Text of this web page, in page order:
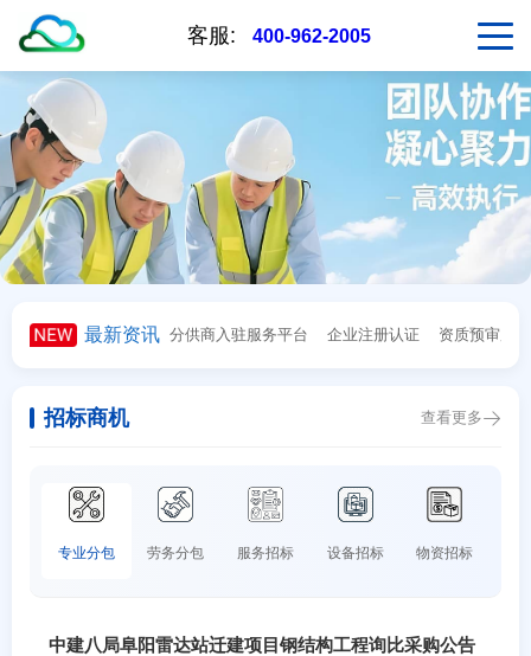
客服: 400-962-2005
最新资讯 分供商入驻服务平台 企业注册认证 资质预审服
招标商机 查看更多
专业分包 劳务分包 服务招标 设备招标 物资招标
中建八局阜阳雷达站迁建项目钢结构工程询比采购公告